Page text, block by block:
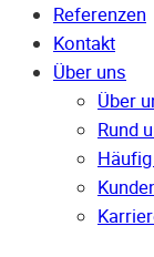
Referenzen
Kontakt
Über uns
Über
Rund